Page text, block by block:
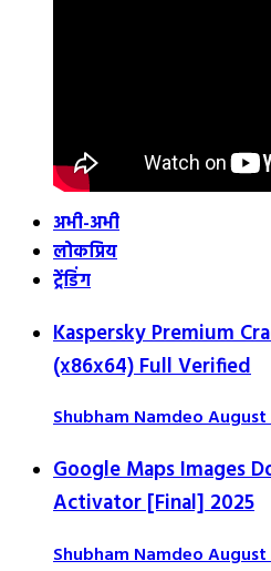
अभी-अभी
लोकप्रिय
ट्रेंडिंग
Kaspersky Premium
(x86x64) Full Verified
Shubham Namdeo
Google Maps Images
Activator [Final] 2025
Shubham Namdeo